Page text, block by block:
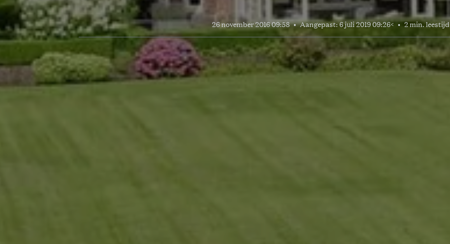
26 november 2016 09:58 • Aangepast:6 juli 2019 09:26< • 2 min. leestijd